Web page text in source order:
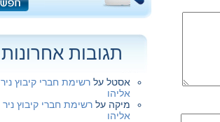
תגובות אחרונות
אסטל על רשימת חברי קיבוץ ניר
אליהו
מיקה על רשימת חברי קיבוץ ניר
אליהו